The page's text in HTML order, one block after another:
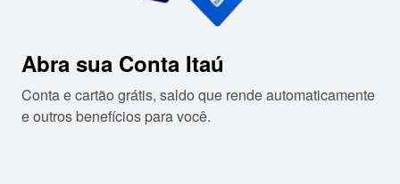
Abra sua Conta Itaú​
Conta e cartão grátis, saldo que rende automaticamente
e outros benefícios para você.